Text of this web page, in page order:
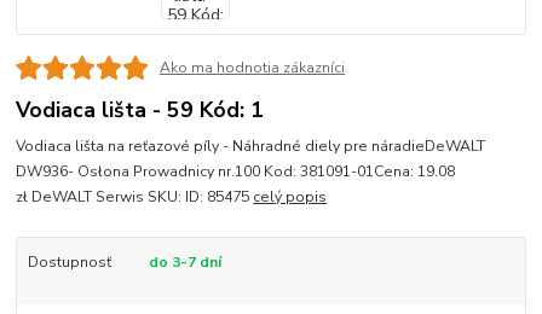
Ako ma hodnotia zákazníci
Vodiaca lišta - 59 Kód: 1
Vodiaca lišta na reťazové píly - Náhradné diely pre náradieDeWALT
DW936- Osłona Prowadnicy nr.100 Kod: 381091-01Cena: 19.08
zł DeWALT Serwis SKU: ID: 85475 celý popis
Dostupnosť do 3-7 dní